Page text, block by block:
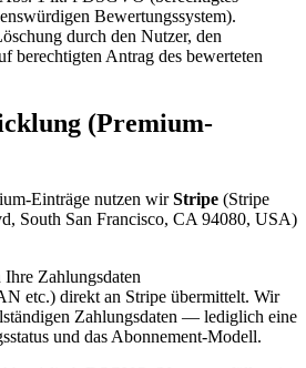
Bewertungssystem).
durch den Nutzer, den
berechtigten Antrag des bewerteten
(Premium-
Einträge nutzen wirStripe (Stripe
South San Francisco, CA 94080, USA)
Zahlungsdaten
etc.) direkt an Stripe übermittelt. Wir
Zahlungsdaten — lediglich eine
und das Abonnement-Modell.